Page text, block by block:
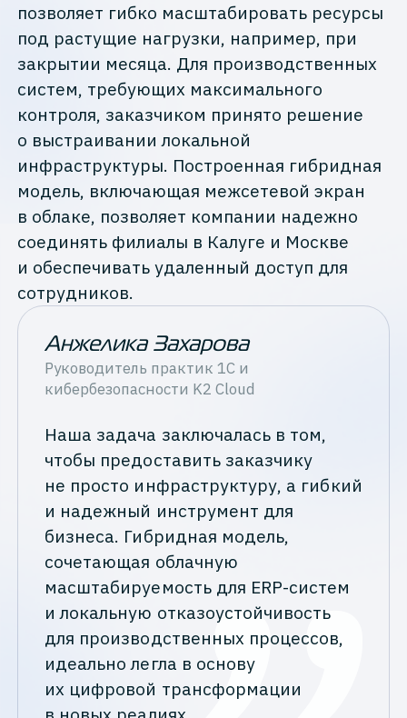
позволяет гибко масштабировать ресурсы
под растущие нагрузки, например, при
закрытии месяца. Для производственных
систем, требующих максимального
контроля, заказчиком принято решение
о выстраивании локальной
инфраструктуры. Построенная гибридная
модель, включающая межсетевой экран
в облаке, позволяет компании надежно
соединять филиалы в Калуге и Москве
и обеспечивать удаленный доступ для
сотрудников.
Анжелика Захарова
Руководитель практик 1С и
кибербезопасности K2 Cloud
Наша задача заключалась в том,
чтобы предоставить заказчику
не просто инфраструктуру, а гибкий
и надежный инструмент для
бизнеса. Гибридная модель,
сочетающая облачную
масштабируемость для ERP-систем
и локальную отказоустойчивость
для производственных процессов,
идеально легла в основу
их цифровой трансформации